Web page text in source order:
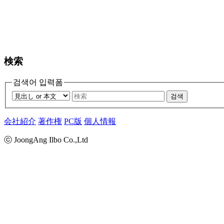
検索
검색어 입력폼
검색
会社紹介 著作権 PC版 個人情報
ⓒ JoongAng Ilbo Co.,Ltd